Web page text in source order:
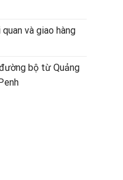
và giao hàng
bộ từ Quảng